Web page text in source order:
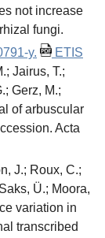
not increase
fungi.
y.
ETIS
Jairus, T.;
Gerz, M.;
of arbuscular
Acta
J.; Roux, C.;
Ü.; Moora,
variation in
transcribed